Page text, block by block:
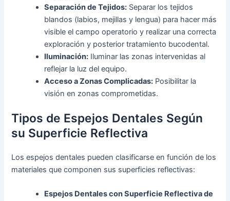
Separación de Tejidos: Separar los tejidos
blandos (labios, mejillas y lengua) para hacer más
visible el campo operatorio y realizar una correcta
exploración y posterior tratamiento bucodental.
Iluminación: Iluminar las zonas intervenidas al
reflejar la luz del equipo.
Acceso a Zonas Complicadas: Posibilitar la
visión en zonas comprometidas.
Tipos de Espejos Dentales Según
su Superficie Reflectiva
Los espejos dentales pueden clasificarse en función de los
materiales que componen sus superficies reflectivas:
Espejos Dentales con Superficie Reflectiva de